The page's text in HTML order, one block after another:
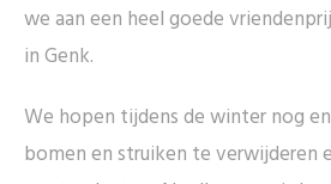
we aan een heel goede
in Genk.
We hopen tijdens de winter nog
bomen en struiken te verwijderen